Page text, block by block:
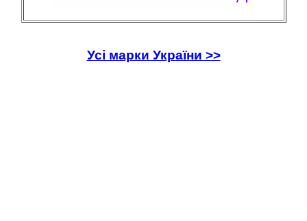
Усі марки України >>